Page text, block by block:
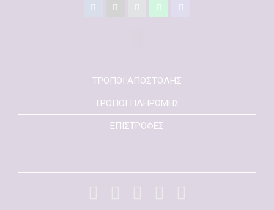
ΤΡΟΠΟΙ ΑΠΟΣΤΟΛΗΣ
ΤΡΟΠΟΙ ΠΛΗΡΩΜΗΣ
ΕΠΙΣΤΡΟΦΕΣ